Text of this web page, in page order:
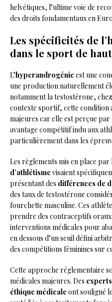
helvétiques, l’ultime voie de
des droits fondamentaux en
Les spécificités de
dans le sport de
L’hyperandrogénie est une
une production naturellement
notamment la testostérone,
contexte sportif, cette condition
majeures car elle est perçue
avantage compétitif indu aux
particulièrement dans les
Les règlements mis en place par
d’athlétisme visaient
présentant des différences de
des taux de testostérone
fourchette masculine. Ces
prendre des contraceptifs oraux
interventions médicales pour
en dessous d’un seuil défini
des compétitions féminines sur
Cette approche réglementaire
médicales majeures. Des
éthique médicale ont souligné